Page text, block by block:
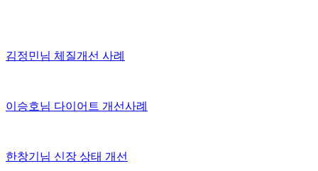
김정민님 체질개선 사례
이승호님 다이어트 개선사례
한창기님 신장 상태 개선